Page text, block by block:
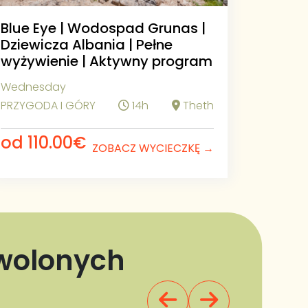
Blue Eye | Wodospad Grunas |
Dziewicza Albania | Pełne
wyżywienie | Aktywny program
Wednesday
PRZYGODA I GÓRY
14h Theth
od 110.00€ ZOBACZ WYCIECZKĘ →